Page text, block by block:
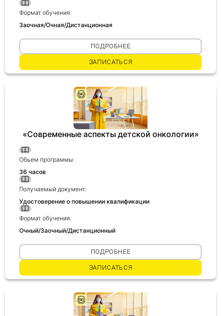
Формат обучения:
Заочная/Очная/Дистанционная
ПОДРОБНЕЕ
ЗАПИСАТЬСЯ
«Современные аспекты детской онкологии»
Обьем программы:
36 часов
Получаемый документ:
Удостоверение о повышении квалификации
Формат обучения:
Очный/Заочный/Дистанционный
ПОДРОБНЕЕ
ЗАПИСАТЬСЯ